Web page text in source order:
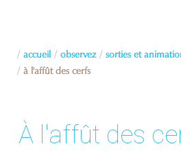
accueil observez sorties et
à l'affût des cerfs
À l'affût des